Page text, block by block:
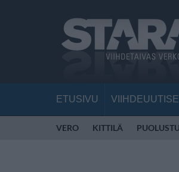
ETUSIVU
VERO KITTILÄ